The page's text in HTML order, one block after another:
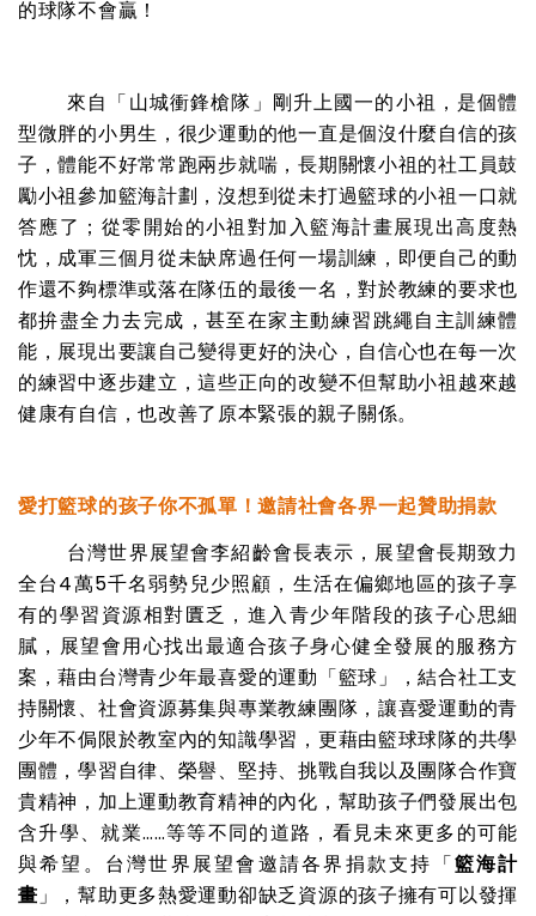
的球隊不會贏！
來自「山城衝鋒槍隊」剛升上國一的小祖，是個體
型微胖的小男生，很少運動的他一直是個沒什麼自信的孩
子，體能不好常常跑兩步就喘，長期關懷小祖的社工員鼓
勵小祖參加籃海計劃，沒想到從未打過籃球的小祖一口就
答應了；從零開始的小祖對加入籃海計畫展現出高度熱
忱，成軍三個月從未缺席過任何一場訓練，即便自己的動
作還不夠標準或落在隊伍的最後一名，對於教練的要求也
都拚盡全力去完成，甚至在家主動練習跳繩自主訓練體
能，展現出要讓自己變得更好的決心，自信心也在每一次
的練習中逐步建立，這些正向的改變不但幫助小祖越來越
健康有自信，也改善了原本緊張的親子關係。
愛打籃球的孩子你不孤單！邀請社會各界一起贊助捐款
台灣世界展望會李紹齡會長表示，展望會長期致力
全台4萬5千名弱勢兒少照顧，生活在偏鄉地區的孩子享
有的學習資源相對匱乏，進入青少年階段的孩子心思細
膩，展望會用心找出最適合孩子身心健全發展的服務方
案，藉由台灣青少年最喜愛的運動「籃球」，結合社工支
持關懷、社會資源募集與專業教練團隊，讓喜愛運動的青
少年不侷限於教室內的知識學習，更藉由籃球球隊的共學
團體，學習自律、榮譽、堅持、挑戰自我以及團隊合作寶
貴精神，加上運動教育精神的內化，幫助孩子們發展出包
含升學、就業……等等不同的道路，看見未來更多的可能
與希望。台灣世界展望會邀請各界捐款支持「籃海計
畫」，幫助更多熱愛運動卻缺乏資源的孩子擁有可以發揮